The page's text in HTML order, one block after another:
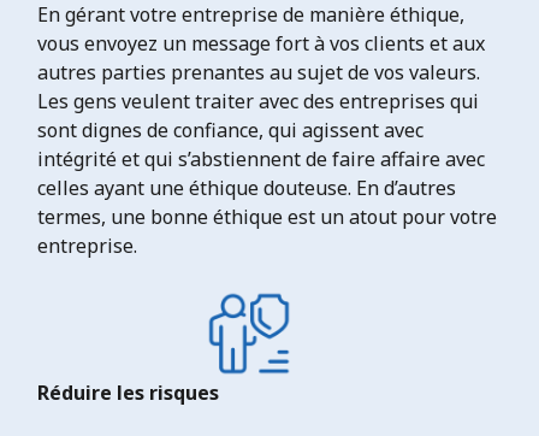
En gérant votre entreprise de manière éthique,
vous envoyez un message fort à vos clients et aux
autres parties prenantes au sujet de vos valeurs.
Les gens veulent traiter avec des entreprises qui
sont dignes de confiance, qui agissent avec
intégrité et qui s’abstiennent de faire affaire avec
celles ayant une éthique douteuse. En d’autres
termes, une bonne éthique est un atout pour votre
entreprise.
Réduire les risques